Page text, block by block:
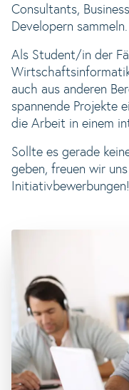
Consultants,
Developern sammeln.
Als Student/in der
auch aus anderen
spannende Projekte
die Arbeit in einem
Sollte es gerade
geben, freuen wir
Initiativbewerbungen!